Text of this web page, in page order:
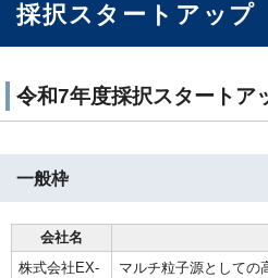
採択スタートアップ
令和7年度採択スタートア
一般枠
会社名
株式会社EX-
マルチ粒子源としての